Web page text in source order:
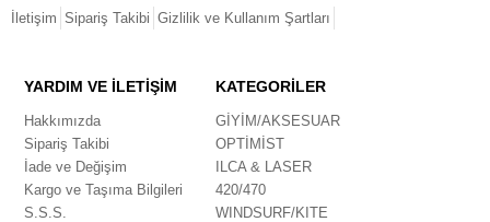
İletişim Sipariş Takibi Gizlilik ve Kullanım Şartları
YARDIM VE İLETİŞİM
Hakkımızda
Sipariş Takibi
İade ve Değişim
Kargo ve Taşıma Bilgileri
S.S.S.
KATEGORİLER
GİYİM/AKSESUAR
OPTİMİST
ILCA & LASER
420/470
WINDSURF/KITE